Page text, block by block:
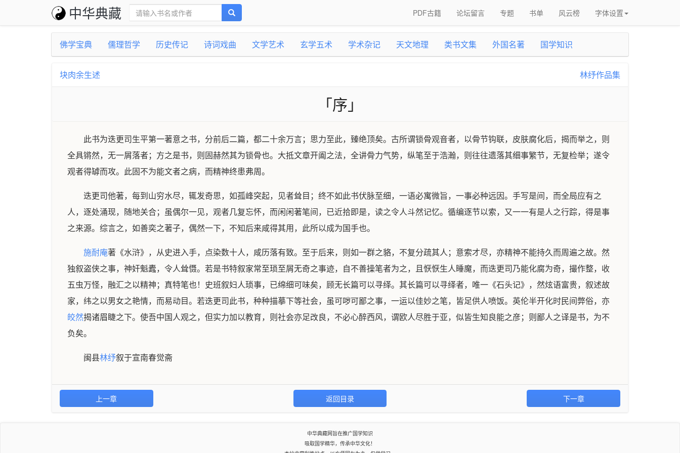
中华典藏 PDF古籍 论坛留言 专题 书单 风云榜 字体设置
佛学宝典 儒理哲学 历史传记 诗词戏曲 文学艺术 玄学五术 学术杂记 天文地理 类书文集 外国名著 国学知识
块肉余生述 林纾作品集
「序」
此书为迭更司生平第一著意之书，分前后二篇，都二十余万言；思力至此，臻绝顶矣。古所谓锁骨观音者，以骨节钩联，皮肤腐化后，揭而举之，则
全具锵然，无一屑落者；方之是书，则固赫然其为锁骨也。大抵文章开阖之法，全讲骨力气势，纵笔至于浩瀚，则往往遗落其细事繁节，无复检举；遂令
观者得罅而攻。此固不为能文者之病，而精神终患弗周。
迭更司他著，每到山穷水尽，辄发奇思，如孤峰突起，见者耸目；终不如此书伏脉至细，一语必寓微旨，一事必种远因。手写是间，而全局应有之
人，逐处涌现，随地关合；虽偶尔一见，观者几复忘怀，而闲闲著笔间，已近拾即是，读之令人斗然记忆。循编逐节以索，又一一有是人之行踪，得是事
之来源。综言之，如善奕之著子，偶然一下，不知后来咸得其用，此所以成为国手也。
施耐庵著《水浒》，从史进入手，点染数十人，咸历落有致。至于后来，则如一群之貉，不复分疏其人；意索才尽，亦精神不能持久而周遍之故。然
独叙盗侠之事，神奸魁蠹，令人耸慑。若是书特叙家常至琐至屑无奇之事迹，自不善操笔者为之，且恹恹生人睡魔，而迭更司乃能化腐为奇，撮作整，收
五虫万怪，融汇之以精神；真特笔也！史班叙妇人琐事，已绵细可味矣，顾无长篇可以寻绎。其长篇可以寻绎者，唯一《石头记》，然炫语富贵，叙述故
家，纬之以男女之艳情，而易动目。若迭更司此书，种种描摹下等社会，虽可哕可鄙之事，一运以佳妙之笔，皆足供人喷饭。英伦半开化时民间弊俗，亦
皎然揭诸眉睫之下。使吾中国人观之，但实力加以教育，则社会亦足改良，不必心醉西风，谓欧人尽胜于亚，似皆生知良能之彦；则鄙人之译是书，为不
负矣。
闽县林纾叙于宣南春觉斋
上一章 返回目录 下一章
中华典藏网旨在推广国学知识
吸取国学精华，传承中华文化！